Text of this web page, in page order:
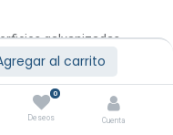
al carrito
0
Deseos Cuenta
galvanizadas,
barras lisas).